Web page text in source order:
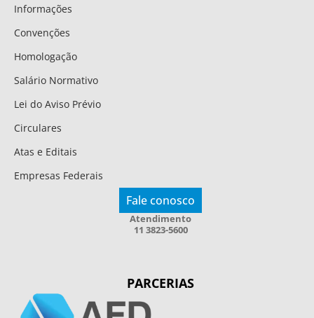
Informações
Convenções
Homologação
Salário Normativo
Lei do Aviso Prévio
Circulares
Atas e Editais
Empresas Federais
Fale conosco
Atendimento
11 3823-5600
PARCERIAS